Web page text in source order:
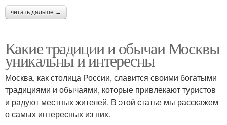
читать дальше →
Какие традиции и обычаи Москвы
уникальны и интересны
Москва, как столица России, славится своими богатыми
традициями и обычаями, которые привлекают туристов
и радуют местных жителей. В этой статье мы расскажем
о самых интересных из них.